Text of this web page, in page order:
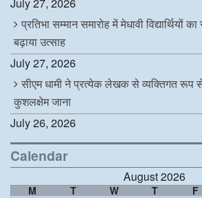
July 27, 2026
प्रतिभा सम्मान समारोह में मेधावी विद्यार्थियों
बढ़ाया उत्साह
July 27, 2026
सीएम धामी ने प्रत्येक लेखक से व्यक्तिगत रूप
कुशलक्षेम जाना
July 26, 2026
Calendar
August 2026
M T W T F